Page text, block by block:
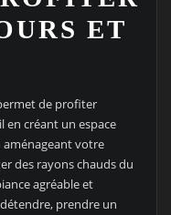
ET
de profiter
en créant un espace
aménageant votre
des rayons chauds du
agréable et
détendre, prendre un